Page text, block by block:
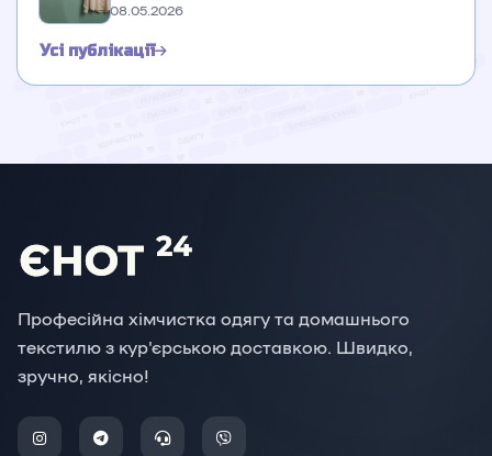
08.05.2026
Усі публікації
Професійна хімчистка одягу та домашнього
текстилю з кур'єрською доставкою. Швидко,
зручно, якісно!